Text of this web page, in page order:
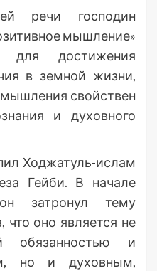
речи господин
мышление»
для достижения
в земной жизни,
мышления свойствен
и духовного
Ходжатуль-ислам
Гейби. В начале
затронул тему
что оно является не
обязанностью и
но и духовным,